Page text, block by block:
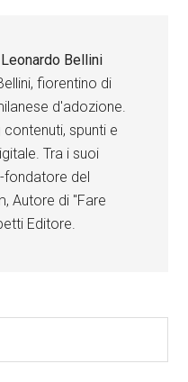
Leonardo Bellini
fiorentino di
d'adozione.
spunti e
Tra i suoi
del
Autore di "Fare
Editore.